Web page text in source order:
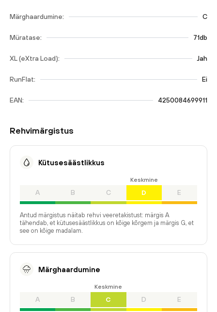
Märghaardumine: C
Müratase: 71db
XL (eXtra Load): Jah
RunFlat: Ei
EAN: 4250084699911
Rehvimärgistus
Kütusesäästlikkus
A B C
Keskmine
D E
Antud märgistus näitab rehvi veeretakistust: märgis A
tähendab, et kütusesäästlikkus on kõige kõrgem ja märgis G, et
see on kõige madalam.
Märghaardumine
A B
Keskmine
C D E